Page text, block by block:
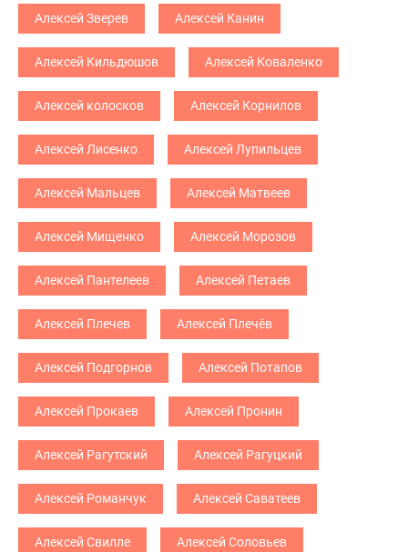
Алексей Зверев Алексей Канин
Алексей Кильдюшов Алексей Коваленко
Алексей колосков Алексей Корнилов
Алексей Лисенко Алексей Лупильцев
Алексей Мальцев Алексей Матвеев
Алексей Мищенко Алексей Морозов
Алексей Пантелеев Алексей Петаев
Алексей Плечев Алексей Плечёв
Алексей Подгорнов Алексей Потапов
Алексей Прокаев Алексей Пронин
Алексей Рагутский Алексей Рагуцкий
Алексей Романчук Алексей Саватеев
Алексей Свилле Алексей Соловьев